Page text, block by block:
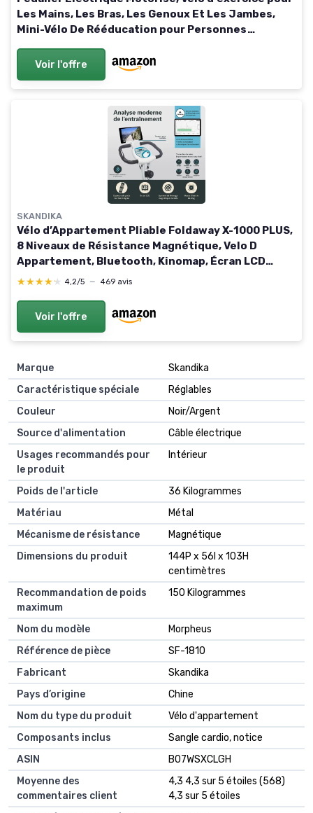
Les Mains, Les Bras, Les Genoux Et Les Jambes,
Mini-Vélo De Rééducation pour Personnes
Cotton bracket
Voir l'offre
SKANDIKA
Vélo d’Appartement Pliable Foldaway X-1000 PLUS,
8 Niveaux de Résistance Magnétique, Velo D
Appartement, Bluetooth, Kinomap, Écran LCD
Rangement Facile, Support Tablette, Max 130KG
★★★★★
★★★★★ 4,2/5 — 469 avis
Voir l'offre
Marque
Skandika
Caractéristique spéciale
Réglables
Couleur
Noir/Argent
Source d'alimentation
Câble électrique
Usages recommandés pour
le produit
Intérieur
Poids de l'article
36 Kilogrammes
Matériau
Métal
Mécanisme de résistance
Magnétique
Dimensions du produit
144P x 56l x 103H
centimètres
Recommandation de poids
maximum
150 Kilogrammes
Nom du modèle
Morpheus
Référence de pièce
SF-1810
Fabricant
Skandika
Pays d’origine
Chine
Nom du type du produit
Vélo d'appartement
Composants inclus
Sangle cardio, notice
ASIN
B07WSXCLGH
Moyenne des
commentaires client
4,3 4,3 sur 5 étoiles (568)
4,3 sur 5 étoiles